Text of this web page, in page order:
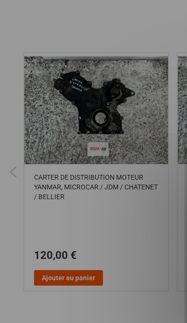
CARTER DE DISTRIBUTION MOTEUR
YANMAR, MICROCAR / JDM / CHATENET
/ BELLIER
120,00 €
Ajouter au panier